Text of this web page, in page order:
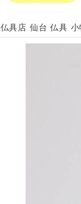
仏具店 仙台 仏具